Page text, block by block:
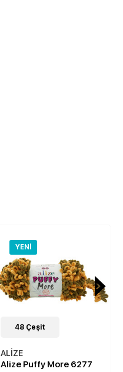
YENI
48 Çeşit
ALİZE
Alize Puffy More 6277